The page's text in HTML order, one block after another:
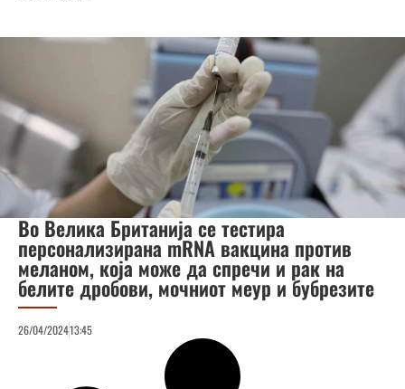
Во Велика Британија се тестира
персонализирана mRNA вакцина против
меланом, која може да спречи и рак на
белите дробови, мочниот меур и бубрезите
26/04/202413:45